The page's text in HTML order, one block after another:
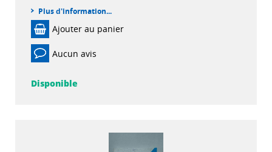
Plus d'information...
Ajouter au panier
Aucun avis
Disponible